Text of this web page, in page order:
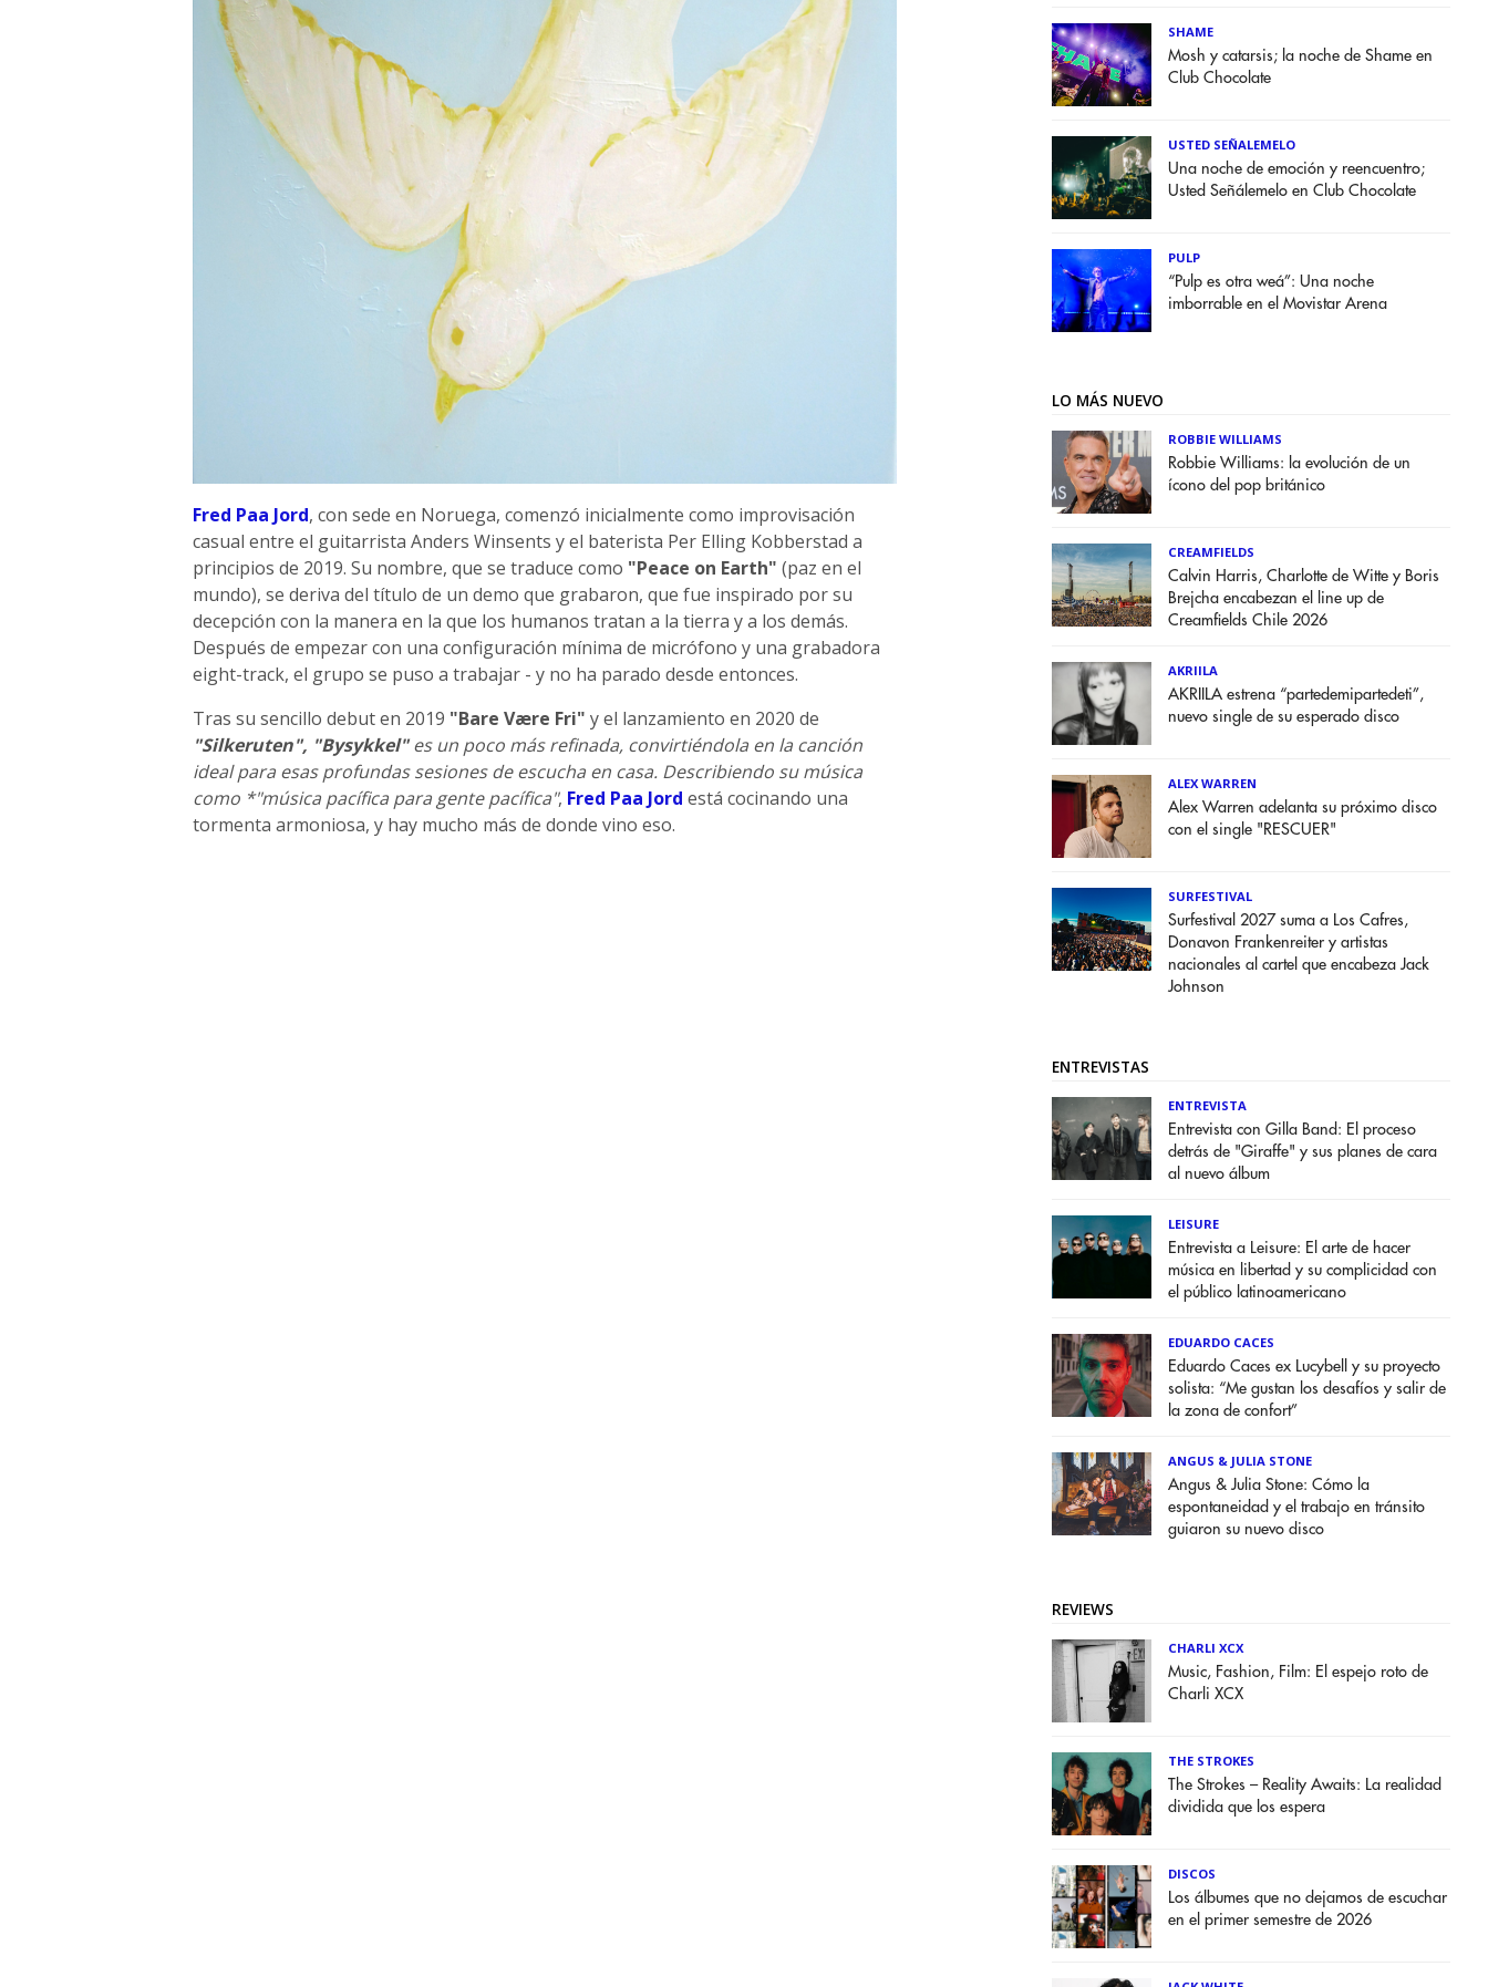
Fred Paa Jord, con sede en Noruega, comenzó inicialmente como improvisación
casual entre el guitarrista Anders Winsents y el baterista Per Elling Kobberstad a
principios de 2019. Su nombre, que se traduce como "Peace on Earth" (paz en el
mundo), se deriva del título de un demo que grabaron, que fue inspirado por su
decepción con la manera en la que los humanos tratan a la tierra y a los demás.
Después de empezar con una configuración mínima de micrófono y una grabadora
eight-track, el grupo se puso a trabajar - y no ha parado desde entonces.
Tras su sencillo debut en 2019 "Bare Være Fri" y el lanzamiento en 2020 de
"Silkeruten", "Bysykkel"es un poco más refinada, convirtiéndola en la canción
ideal para esas profundas sesiones de escucha en casa. Describiendo su música
como *"música pacífica para gente pacífica", Fred Paa Jord está cocinando una
tormenta armoniosa, y hay mucho más de donde vino eso.
SHAME
Mosh y catarsis; la noche de Shame en
Club Chocolate
USTED SEÑALEMELO
Una noche de emoción y reencuentro;
Usted Señálemelo en Club Chocolate
PULP
“Pulp es otra weá”: Una noche
imborrable en el Movistar Arena
LO MÁS NUEVO
ROBBIE WILLIAMS
Robbie Williams: la evolución de un
ícono del pop británico
CREAMFIELDS
Calvin Harris, Charlotte de Witte y Boris
Brejcha encabezan el line up de
Creamfields Chile 2026
AKRIILA
AKRIILA estrena “partedemipartedeti”,
nuevo single de su esperado disco
ALEX WARREN
Alex Warren adelanta su próximo disco
con el single "RESCUER"
SURFESTIVAL
Surfestival 2027 suma a Los Cafres,
Donavon Frankenreiter y artistas
nacionales al cartel que encabeza Jack
Johnson
ENTREVISTAS
ENTREVISTA
Entrevista con Gilla Band: El proceso
detrás de "Giraffe" y sus planes de cara
al nuevo álbum
LEISURE
Entrevista a Leisure: El arte de hacer
música en libertad y su complicidad con
el público latinoamericano
EDUARDO CACES
Eduardo Caces ex Lucybell y su proyecto
solista: “Me gustan los desafíos y salir de
la zona de confort”
ANGUS & JULIA STONE
Angus & Julia Stone: Cómo la
espontaneidad y el trabajo en tránsito
guiaron su nuevo disco
REVIEWS
CHARLI XCX
Music, Fashion, Film: El espejo roto de
Charli XCX
THE STROKES
The Strokes – Reality Awaits: La realidad
dividida que los espera
DISCOS
Los álbumes que no dejamos de escuchar
en el primer semestre de 2026